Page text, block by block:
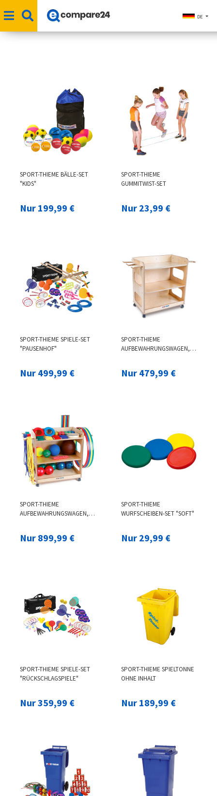
DE
SPORT-THIEME BÄLLE-SET
"KIDS"
Nur 199,99 €
SPORT-THIEME
GUMMITWIST-SET
Nur 23,99 €
SPORT-THIEME SPIELE-SET
"PAUSENHOF"
Nur 499,99 €
SPORT-THIEME
AUFBEWAHRUNGSWAGEN,
Nur 479,99 €
SPORT-THIEME
AUFBEWAHRUNGSWAGEN,
Nur 899,99 €
SPORT-THIEME
WURFSCHEIBEN-SET "SOFT"
Nur 29,99 €
SPORT-THIEME SPIELE-SET
"RÜCKSCHLAGSPIELE"
Nur 359,99 €
SPORT-THIEME SPIELTONNE
OHNE INHALT
Nur 189,99 €